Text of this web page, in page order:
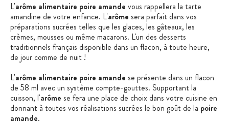
L'arôme alimentaire poire amande vous rappellera la tarte
amandine de votre enfance. L'arôme sera parfait dans vos
préparations sucrées telles que les glaces, les gâteaux, les
crèmes, mousses ou même macarons. L'un des desserts
traditionnels français disponible dans un flacon, à toute heure,
de jour comme de nuit !
L'arôme alimentaire poire amande se présente dans un flacon
de 58 ml avec un système compte-gouttes. Supportant la
cuisson, l'arôme se fera une place de choix dans votre cuisine en
donnant à toutes vos réalisations sucrées le bon goût de la poire
amande.